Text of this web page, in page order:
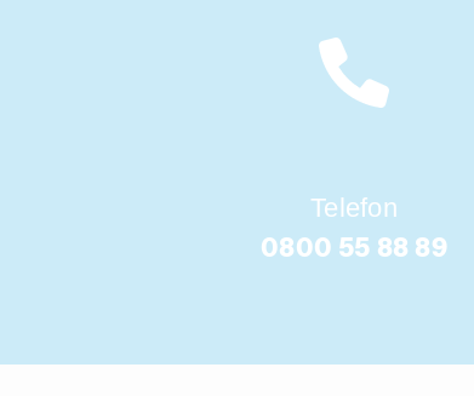
Telefon
0800 55 88 89